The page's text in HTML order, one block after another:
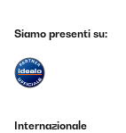
Siamo presenti su:
Internazionale